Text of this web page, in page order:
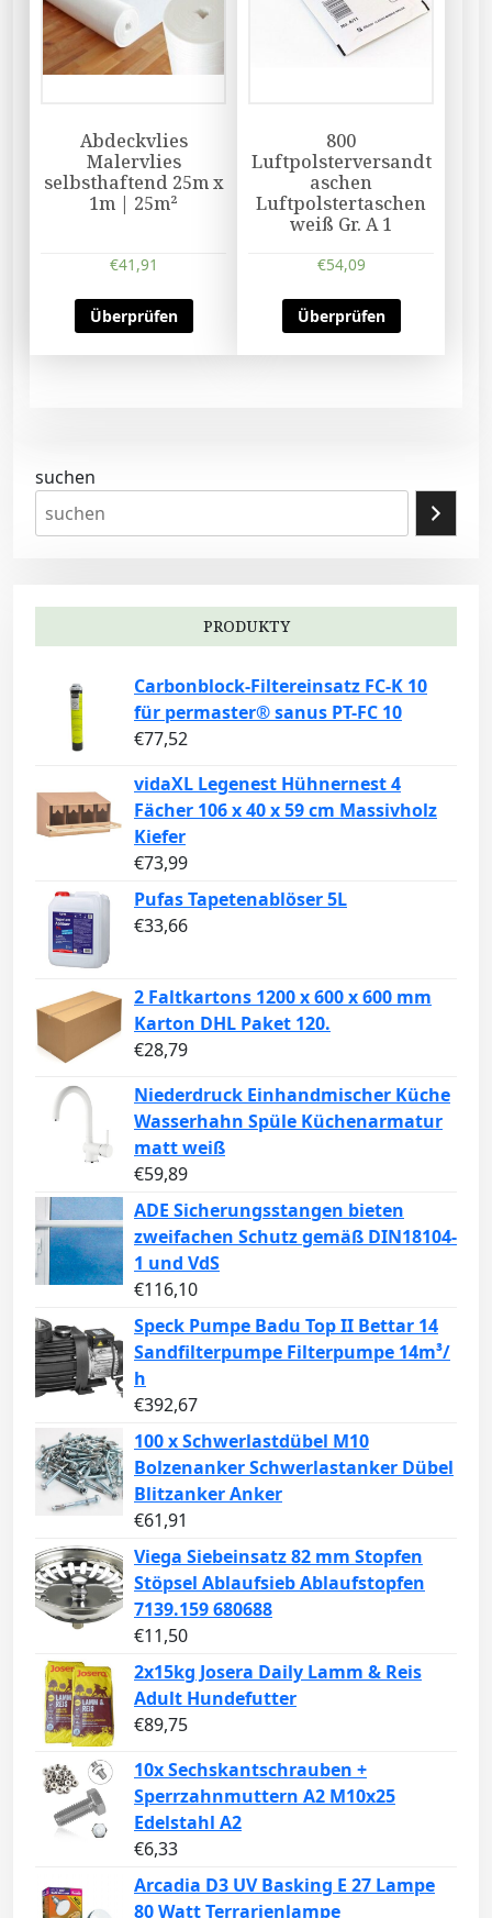
Abdeckvlies
Malervlies
selbsthaftend 25m x
1m | 25m²
€41,91
Überprüfen
800
Luftpolsterversandt
aschen
Luftpolstertaschen
weiß Gr. A 1
€54,09
Überprüfen
suchen
PRODUKTY
Carbonblock-Filtereinsatz FC-K 10
für permaster® sanus PT-FC 10
€77,52
vidaXL Legenest Hühnernest 4
Fächer 106 x 40 x 59 cm Massivholz
Kiefer
€73,99
Pufas Tapetenablöser 5L
€33,66
2 Faltkartons 1200 x 600 x 600 mm
Karton DHL Paket 120.
€28,79
Niederdruck Einhandmischer Küche
Wasserhahn Spüle Küchenarmatur
matt weiß
€59,89
ADE Sicherungsstangen bieten
zweifachen Schutz gemäß DIN18104-
1 und VdS
€116,10
Speck Pumpe Badu Top II Bettar 14
Sandfilterpumpe Filterpumpe 14m³/
h
€392,67
100 x Schwerlastdübel M10
Bolzenanker Schwerlastanker Dübel
Blitzanker Anker
€61,91
Viega Siebeinsatz 82 mm Stopfen
Stöpsel Ablaufsieb Ablaufstopfen
7139.159 680688
€11,50
2x15kg Josera Daily Lamm & Reis
Adult Hundefutter
€89,75
10x Sechskantschrauben +
Sperrzahnmuttern A2 M10x25
Edelstahl A2
€6,33
Arcadia D3 UV Basking E 27 Lampe
80 Watt Terrarienlampe